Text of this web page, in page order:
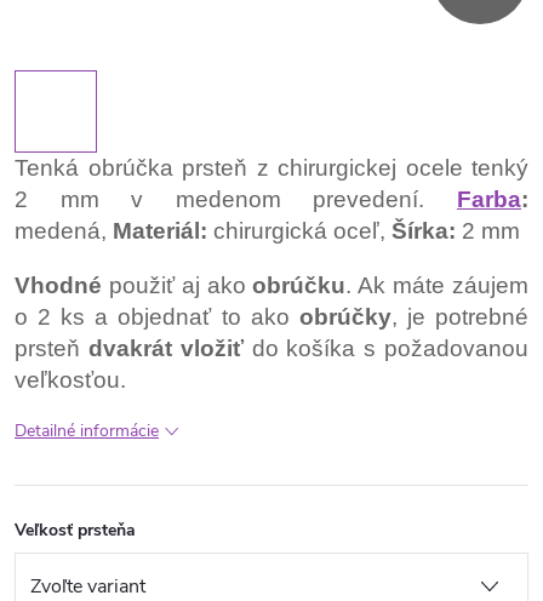
Tenká obrúčka prsteň z chirurgickej ocele tenký
2 mm v medenom prevedení. Farba:
medená, Materiál: chirurgická oceľ, Šírka: 2 mm
Vhodné použiť aj akoobrúčku. Ak máte záujem
o 2 ks a objednať to ako obrúčky, je potrebné
prsteň dvakrát vložiťdo košíka s požadovanou
veľkosťou.
Detailné informácie
Veľkosť prsteňa